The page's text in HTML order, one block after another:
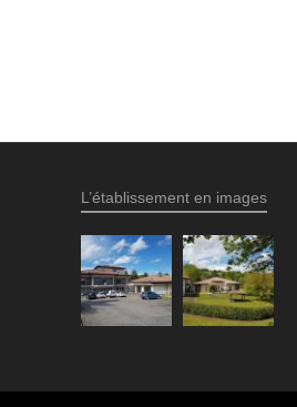
L’établissement en images